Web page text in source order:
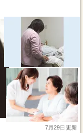
7月29日更新